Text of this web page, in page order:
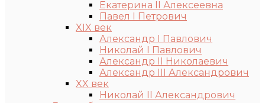
Екатерина II Алексеевна
Павел I Петрович
XIX век
Александр I Павлович
Николай I Павлович
Александр II Николаевич
Александр III Александрович
XX век
Николай II Александрович